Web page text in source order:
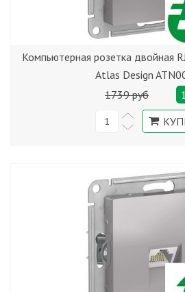
Компьютерная розетка двойная
Atlas Design
1739 руб